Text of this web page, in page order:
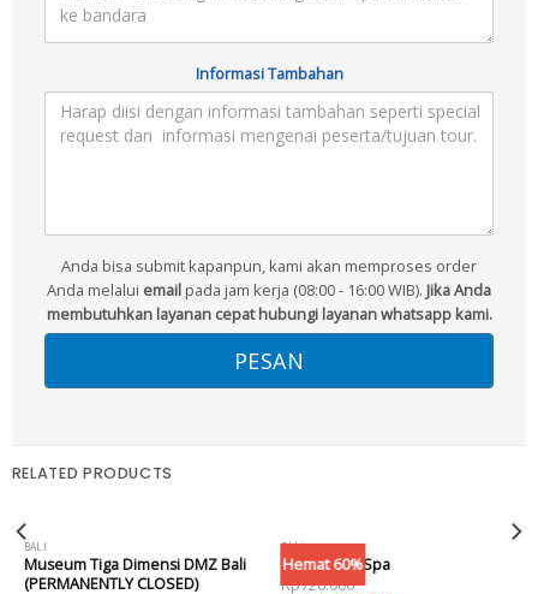
Informasi Tambahan
Anda bisa submit kapanpun, kami akan memproses order
Anda melalui email pada jam kerja (08:00 - 16:00 WIB). Jika Anda
membutuhkan layanan cepat hubungi layanan whatsapp kami.
RELATED PRODUCTS
OUT OF STOCK
BALI
Museum Tiga Dimensi DMZ Bali
(PERMANENTLY CLOSED)
Hemat 60%
BALI
Kahyangan Spa
Rp726.000